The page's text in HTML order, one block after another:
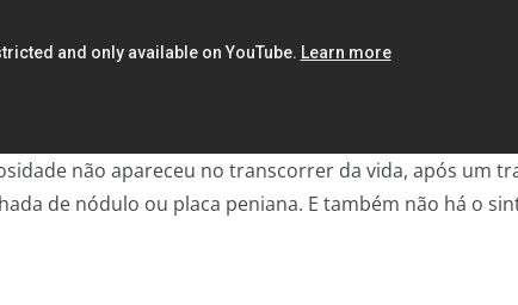
não apareceu no transcorrer da vida, após um
de nódulo ou placa peniana. E também não há o